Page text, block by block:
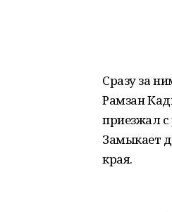
Сразу за
Рамзан
приезжал
Замыкает
края.